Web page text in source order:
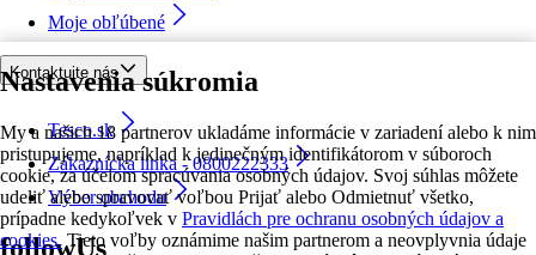
Nastavenia súkromia
My a našich 18 partnerov ukladáme informácie v zariadení alebo k nim
pristupujeme, napríklad k jedinečným identifikátorom v súboroch
cookie, za účelom spracúvania osobných údajov. Svoj súhlas môžete
udeliť alebo spravovať voľbou Prijať alebo Odmietnuť všetko,
prípadne kedykoľvek v Pravidlách pre ochranu osobných údajov a
cookies. Tieto voľby oznámime našim partnerom a neovplyvnia údaje
Moje obľúbené
Kontaktujte nás
Tesco.sk
Zákaznícka linka - 0800222333
Výber obchodu
followUs